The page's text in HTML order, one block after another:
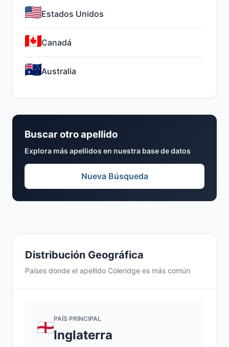
Distribución Geográfica
Países donde el apellido Coleridge es más común
PAÍS PRINCIPAL
Inglaterra
Estados Unidos
Canadá
Australia
Buscar otro apellido
Explora más apellidos en nuestra base de datos
Nueva Búsqueda